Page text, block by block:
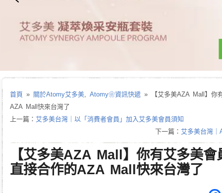
首頁 » 關於Atomy艾多美, Atomy❀資訊快遞 » 【艾多美AZA Mall】你
AZA Mall快來台灣了
上一篇： 艾多美台灣｜以「消費者會員」加入艾多美會員須知
下一篇： 艾多美台灣｜
【艾多美AZA Mall】你有艾多美
直接合作的AZA Mall快來台灣了